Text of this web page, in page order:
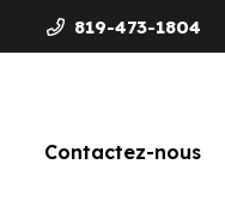
819-473-1804
Contactez-nous